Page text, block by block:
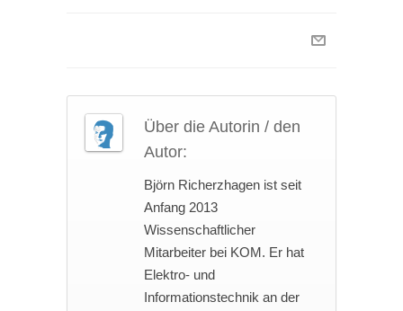
Über die Autorin / den
Autor:
Björn Richerzhagen ist seit
Anfang 2013
Wissenschaftlicher
Mitarbeiter bei KOM. Er hat
Elektro- und
Informationstechnik an der